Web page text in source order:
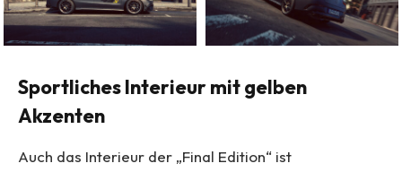
Sportliches Interieur mit gelben
Akzenten
Auch das Interieur der „Final Edition“ ist